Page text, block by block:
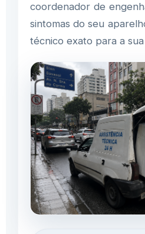
coordenador de
sintomas do seu
técnico exato para a